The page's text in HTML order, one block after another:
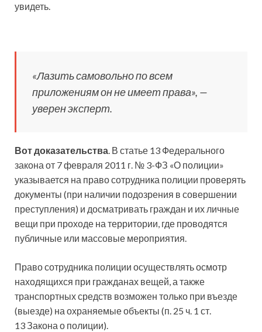
увидеть.
«Лазить самовольно по всем
приложениям он не имеет права», —
уверен эксперт.
Вот доказательства. В статье 13 Федерального
закона от 7 февраля 2011 г. № 3-ФЗ «О полиции»
указывается на право сотрудника полиции проверять
документы (при наличии подозрения в совершении
преступления) и досматривать граждан и их личные
вещи при проходе на территории, где проводятся
публичные или массовые мероприятия.
Право сотрудника полиции осуществлять осмотр
находящихся при гражданах вещей, а также
транспортных средств возможен только при въезде
(выезде) на охраняемые объекты (п. 25 ч. 1 ст.
13 Закона о полиции).